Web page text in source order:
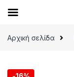
Αρχική σελίδα